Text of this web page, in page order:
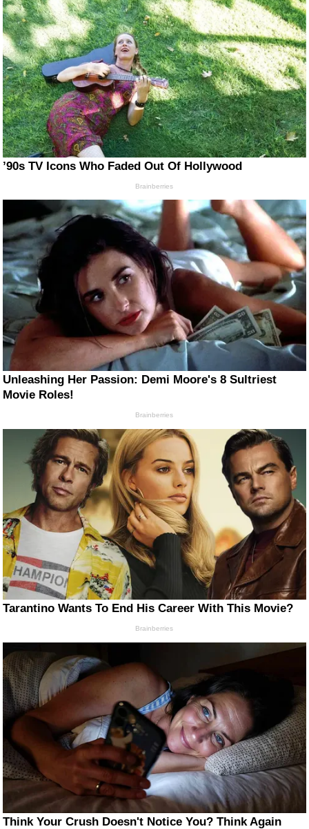
’90s TV Icons Who Faded Out Of Hollywood
Brainberries
Unleashing Her Passion: Demi Moore's 8 Sultriest
Movie Roles!
Brainberries
Tarantino Wants To End His Career With This Movie?
Brainberries
Think Your Crush Doesn't Notice You? Think Again